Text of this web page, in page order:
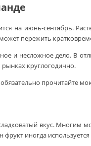
на июнь-сентябрь.
пережить
и несложное дело. В
круглогодично.
прочитайте
вкус. Многим
иногда